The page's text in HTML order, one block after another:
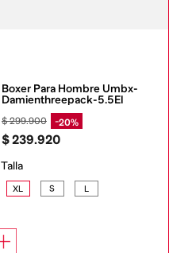
Boxer Para Hombre Umbx-
Damienthreepack-5.5El
$299.900 20%
$239.920
Talla
XL S L